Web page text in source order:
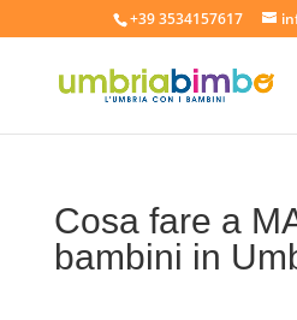
+39 3534157617
Cosa fare a
bambini in